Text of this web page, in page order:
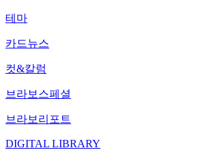
테마
카드뉴스
컷&칼럼
브라보스페셜
브라보리포트
DIGITAL LIBRARY